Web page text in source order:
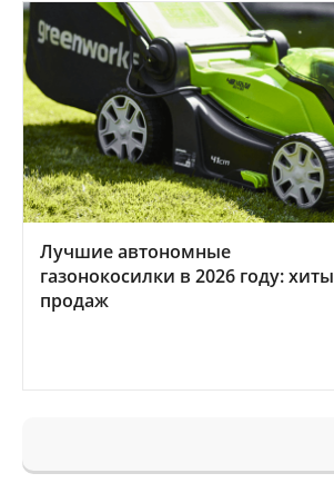
Лучшие автономные
газонокосилки в 2026 году: хиты
продаж